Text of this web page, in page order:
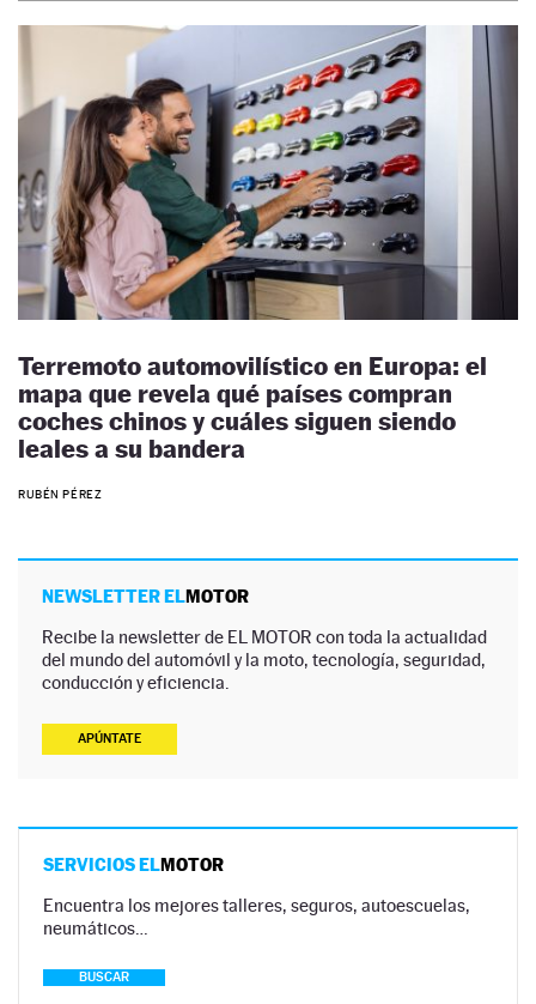
Terremoto automovilístico en Europa: el
mapa que revela qué países compran
coches chinos y cuáles siguen siendo
leales a su bandera
RUBÉN PÉREZ
NEWSLETTER ELMOTOR
Recibe la newsletter de EL MOTOR con toda la actualidad
del mundo del automóvil y la moto, tecnología, seguridad,
conducción y eficiencia.
APÚNTATE
SERVICIOS ELMOTOR
Encuentra los mejores talleres, seguros, autoescuelas,
neumáticos…
BUSCAR